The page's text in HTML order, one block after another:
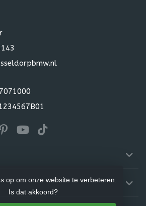
op om onze website te verbeteren.
Is dat akkoord?